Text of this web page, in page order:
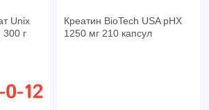
Unix
г
Креатин BioTech USA pHX
1250 мг 210 капсул